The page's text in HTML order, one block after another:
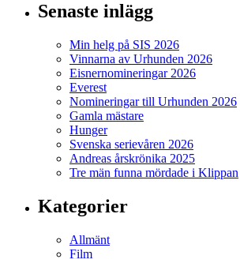
Senaste inlägg
Min helg på SIS 2026
Vinnarna av Urhunden 2026
Eisnernomineringar 2026
Everest
Nomineringar till Urhunden 2026
Gamla mästare
Hunger
Svenska serievåren 2026
Andreas årskrönika 2025
Tre män funna mördade i Klippan
Kategorier
Allmänt
Film